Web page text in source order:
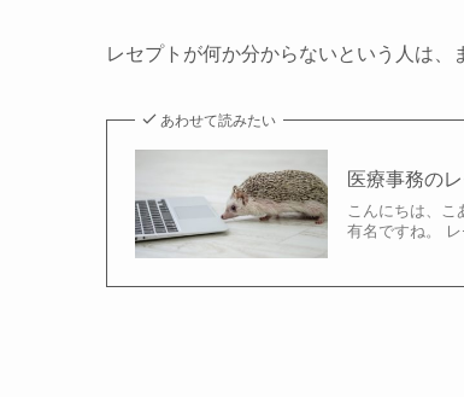
レセプトが何か分からないという人は、
あわせて読みたい
医療事務の
こんにちは、こ
有名ですね。